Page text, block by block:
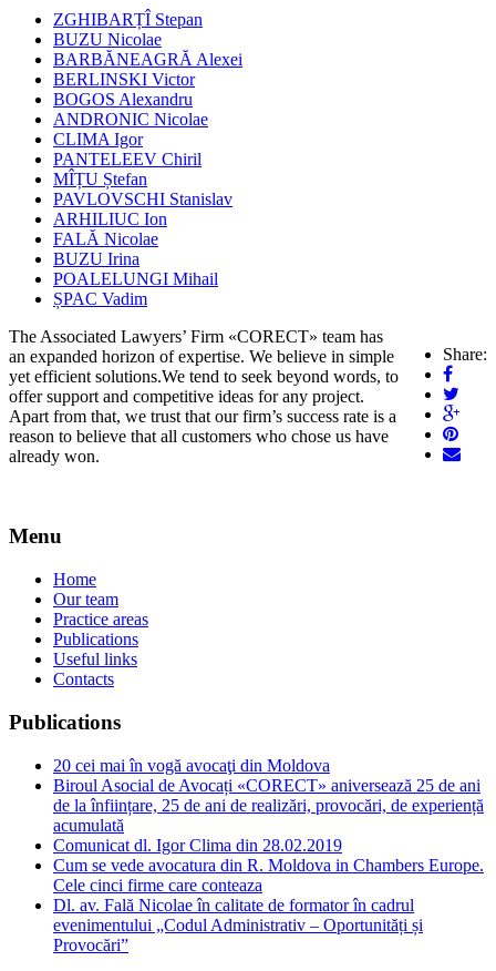
ZGHIBARȚÎ Stepan
BUZU Nicolae
BARBĂNEAGRĂ Alexei
BERLINSKI Victor
BOGOS Alexandru
ANDRONIC Nicolae
CLIMA Igor
PANTELEEV Chiril
MÎȚU Ștefan
PAVLOVSCHI Stanislav
ARHILIUC Ion
FALĂ Nicolae
BUZU Irina
POALELUNGI Mihail
ȘPAC Vadim
Share:
The Associated Lawyers’ Firm «CORECT» team has
an expanded horizon of expertise. We believe in simple
yet efficient solutions.We tend to seek beyond words, to
offer support and competitive ideas for any project.
Apart from that, we trust that our firm’s success rate is a
reason to believe that all customers who chose us have
already won.
Menu
Home
Our team
Practice areas
Publications
Useful links
Contacts
Publications
20 cei mai în vogă avocaţi din Moldova
Biroul Asocial de Avocați «CORECT» aniversează 25 de ani
de la înființare, 25 de ani de realizări, provocări, de experiență
acumulată
Comunicat dl. Igor Clima din 28.02.2019
Cum se vede avocatura din R. Moldova in Chambers Europe.
Cele cinci firme care conteaza
Dl. av. Fală Nicolae în calitate de formator în cadrul
evenimentului „Codul Administrativ – Oportunități și
Provocări”